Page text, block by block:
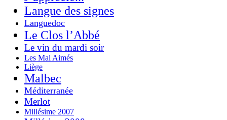
Langue des signes
Languedoc
Le Clos l’Abbé
Le vin du mardi soir
Les Mal Aimés
Liège
Malbec
Méditerranée
Merlot
Millésime 2007